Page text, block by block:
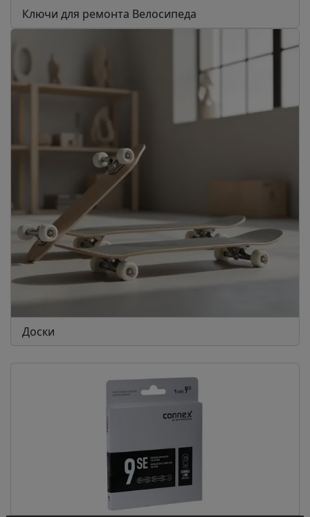
Ключи для ремонта Велосипеда
Доски